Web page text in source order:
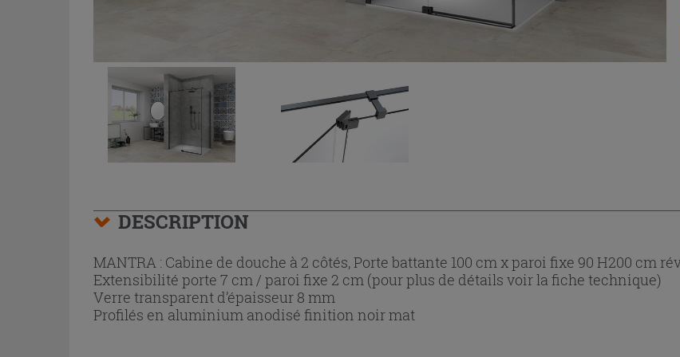
DESCRIPTION
MANTRA : Cabine de douche à 2 côtés, Porte battante 100 cm x paroi fixe 90 H200 cm
Extensibilité porte 7 cm / paroi fixe 2 cm (pour plus de détails voir la fiche technique)
Verre transparent d’épaisseur 8 mm
Profilés en aluminium anodisé finition noir mat